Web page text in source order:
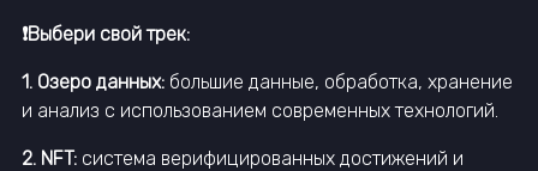
❗️Выбери свой трек:
1. Озеро данных: большие данные, обработка, хранение
и анализ с использованием современных технологий.
2. NFT: система верифицированных достижений и